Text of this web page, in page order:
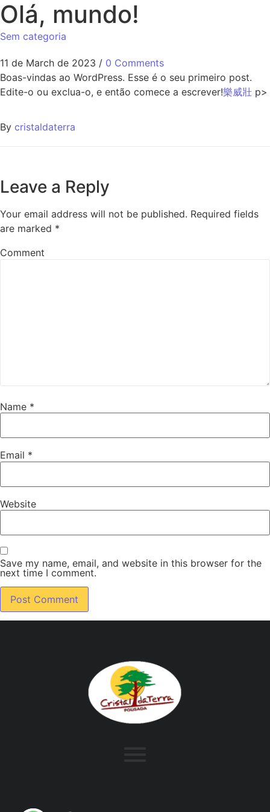
Olá, mundo!
Sem categoria
11 de March de 2023 / 0 Comments
Boas-vindas ao WordPress. Esse é o seu primeiro post.
Edite-o ou exclua-o, e então comece a escrever!樂威壯 p>
By cristaldaterra
Leave a Reply
Your email address will not be published. Required fields
are marked *
Comment
Name *
Email *
Website
Save my name, email, and website in this browser for the
next time I comment.